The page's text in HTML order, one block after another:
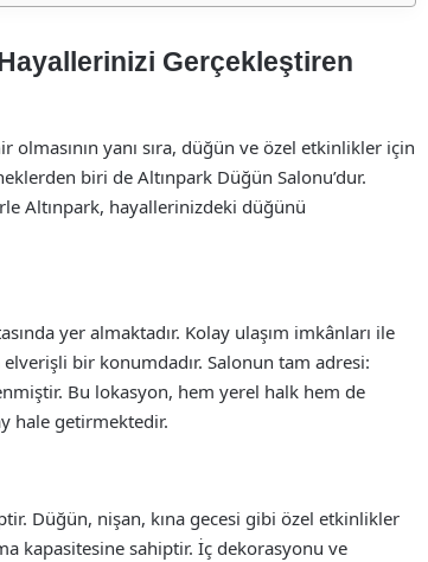
Gerçekleştiren
yanı sıra, düğün ve özel etkinlikler için
biri de Altınpark Düğün Salonu’dur.
Altınpark, hayallerinizdeki düğünü
yer almaktadır. Kolay ulaşım imkânları ile
bir konumdadır. Salonun tam adresi:
Bu lokasyon, hem yerel halk hem de
hale getirmektedir.
Düğün, nişan, kına gecesi gibi özel etkinlikler
kapasitesine sahiptir. İç dekorasyonu ve